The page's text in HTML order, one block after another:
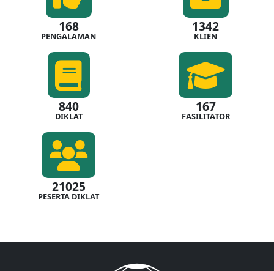
168
PENGALAMAN
1342
KLIEN
840
DIKLAT
167
FASILITATOR
21025
PESERTA DIKLAT